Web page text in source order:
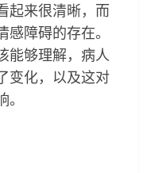
起来很清晰，而
障碍的存在。
能够理解，病人
变化，以及这对